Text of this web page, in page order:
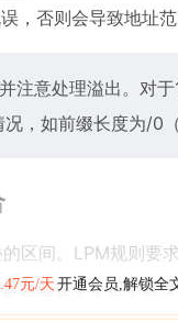
，否则会导致地址
注意处理溢出。对
，如前缀长度为/0
区间。LPM规则要
之处在于，它不直
元/天开通会员,解锁全